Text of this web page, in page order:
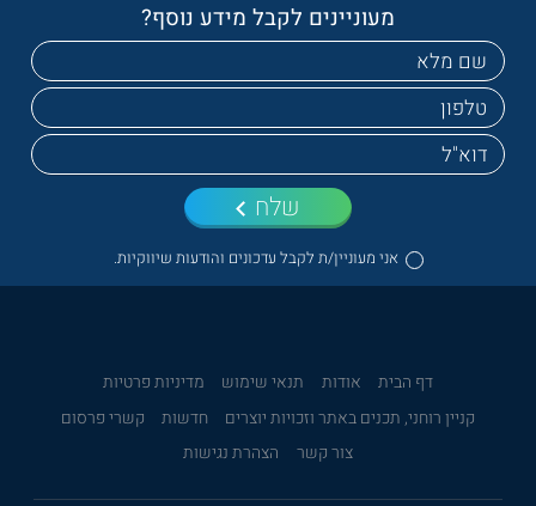
מעוניינים לקבל מידע נוסף?
אני מעוניין/ת לקבל עדכונים והודעות שיווקיות.
שלח
דף הבית אודות תנאי שימוש
מדיניות פרטיות
קניין רוחני, תכנים באתר וזכויות יוצרים
חדשות
קשרי פרסום
צור קשר
הצהרת נגישות